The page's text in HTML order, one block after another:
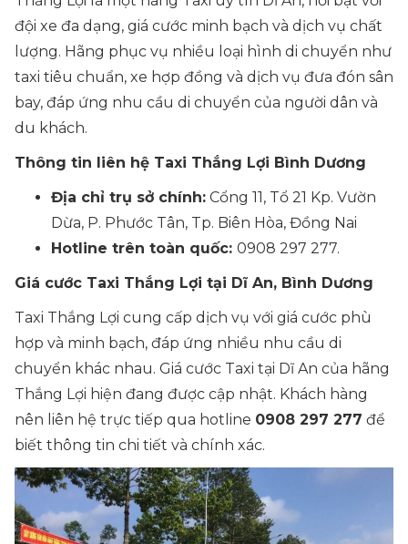
đội xe đa dạng, giá cước minh bạch và dịch vụ chất
lượng. Hãng phục vụ nhiều loại hình di chuyển như
taxi tiêu chuẩn, xe hợp đồng và dịch vụ đưa đón sân
bay, đáp ứng nhu cầu di chuyển của người dân và
du khách.
Thông tin liên hệ Taxi Thắng Lợi Bình Dương
Địa chỉ trụ sở chính: Cổng 11, Tổ 21 Kp. Vườn
Dừa, P. Phước Tân, Tp. Biên Hòa, Đồng Nai
Hotline trên toàn quốc: 0908 297 277.
Giá cước Taxi Thắng Lợi tại Dĩ An, Bình Dương
Taxi Thắng Lợi cung cấp dịch vụ với giá cước phù
hợp và minh bạch, đáp ứng nhiều nhu cầu di
chuyển khác nhau. Giá cước Taxi tại Dĩ An của hãng
Thắng Lợi hiện đang được cập nhật. Khách hàng
nên liên hệ trực tiếp qua hotline 0908 297 277 để
biết thông tin chi tiết và chính xác.